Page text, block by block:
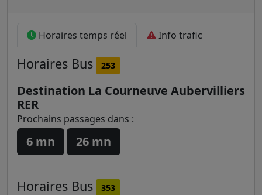
Horaires temps réel Info trafic
Horaires Bus 253
Destination La Courneuve Aubervilliers
RER
Prochains passages dans :
6 mn 26 mn
Horaires Bus 353